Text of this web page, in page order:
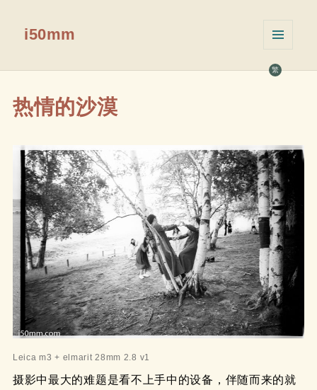
繁
i50mm
挂件
热情的沙漠
Leica m3 + elmarit 28mm 2.8 v1
摄影中最大的难题是看不上手中的设备，伴随而来的就